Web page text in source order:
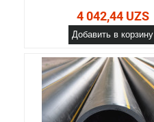
4 042,44 UZS
Добавить в корзину